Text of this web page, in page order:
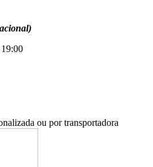
19:00
ou por transportadora